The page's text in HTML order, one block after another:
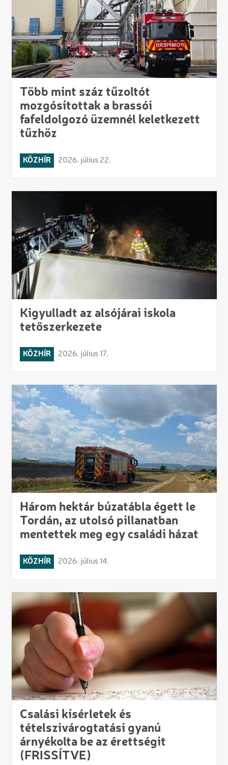
Több mint száz tűzoltót
mozgósítottak a brassói
fafeldolgozó üzemnél keletkezett
tűzhöz
KÖZHÍR 2026. július 22.
Kigyulladt az alsójárai iskola
tetőszerkezete
KÖZHÍR 2026. július 17.
Három hektár búzatábla égett le
Tordán, az utolsó pillanatban
mentettek meg egy családi házat
KÖZHÍR 2026. július 14.
Csalási kísérletek és
tételszivárogtatási gyanú
árnyékolta be az érettségit
(FRISSÍTVE)